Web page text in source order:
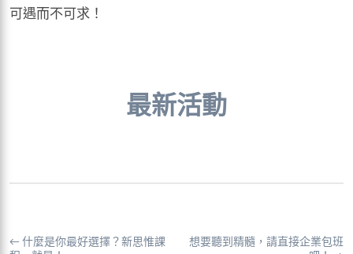
可遇而不可求！
最新活動
← 什麼是你最好選擇？新思惟課
想要聽到精髓，請直接企業包班